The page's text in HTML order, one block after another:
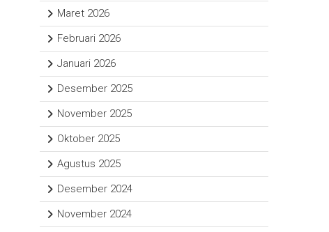
Maret 2026
Februari 2026
Januari 2026
Desember 2025
November 2025
Oktober 2025
Agustus 2025
Desember 2024
November 2024